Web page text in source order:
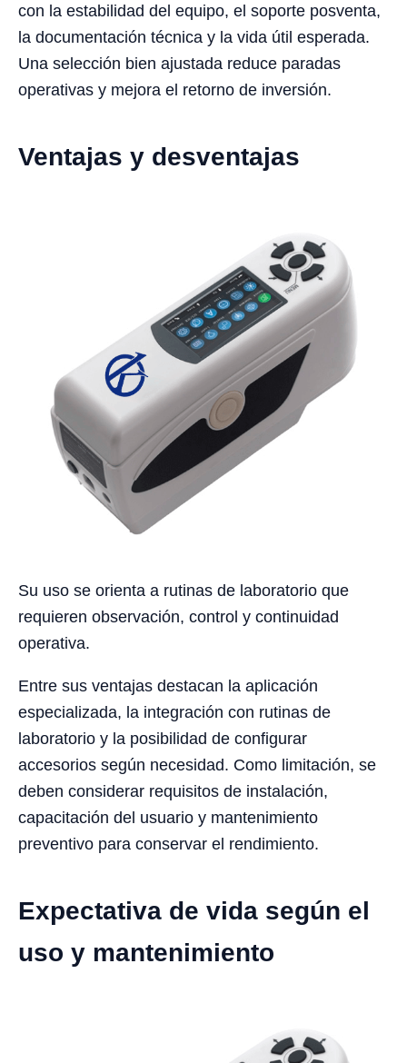
con la estabilidad del equipo, el soporte posventa,
la documentación técnica y la vida útil esperada.
Una selección bien ajustada reduce paradas
operativas y mejora el retorno de inversión.
Ventajas y desventajas
Su uso se orienta a rutinas de laboratorio que
requieren observación, control y continuidad
operativa.
Entre sus ventajas destacan la aplicación
especializada, la integración con rutinas de
laboratorio y la posibilidad de configurar
accesorios según necesidad. Como limitación, se
deben considerar requisitos de instalación,
capacitación del usuario y mantenimiento
preventivo para conservar el rendimiento.
Expectativa de vida según el
uso y mantenimiento